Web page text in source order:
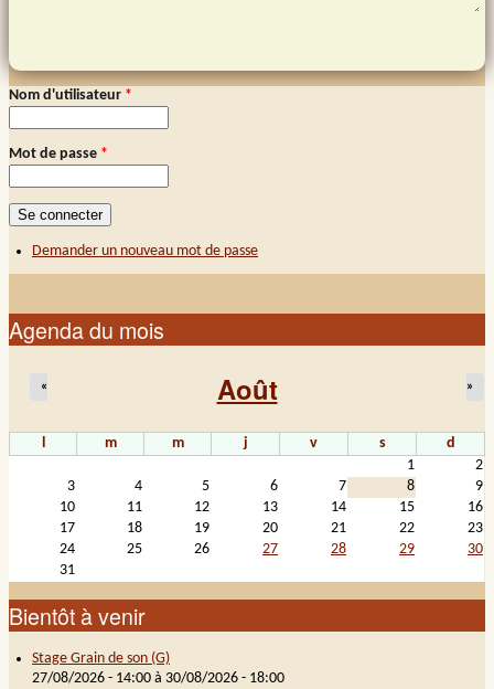
Connexion membre
Nom d'utilisateur *
Mot de passe *
Demander un nouveau mot de passe
Agenda du mois
Août
« »
m m j v s
d
1
2
3
4 5 6 7 8
9
10
11 12 13 14 15
16
17
18 19 20 21 22
23
24
25 26 27 28 29
30
31
Bientôt à venir
Stage Grain de son (G)
27/08/2026 - 14:00 à 30/08/2026 - 18:00